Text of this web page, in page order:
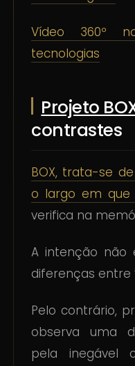
Vídeo 360º
tecnologias
Projeto
contrastes
BOX, trata-se
o largo em que
verifica na
A intenção não
diferenças entre
Pelo contrário,
observa uma
pela inegável